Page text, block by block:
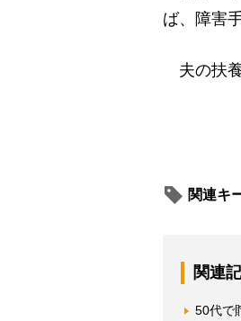
ば、障害
夫の扶養
関連キ
関連
50代で